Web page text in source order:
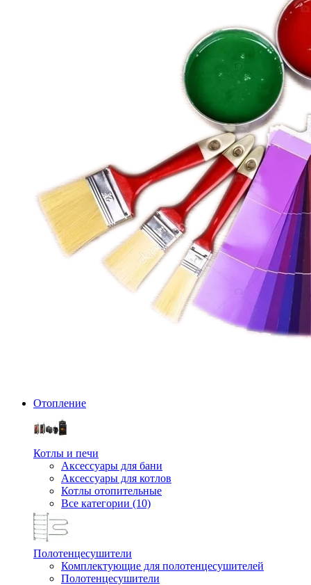
Отопление
Котлы и печи
Аксессуары для бани
Аксессуары для котлов
Котлы отопительные
Все категории (10)
Полотенцесушители
Комплектующие для полотенцесушителей
Полотенцесушители